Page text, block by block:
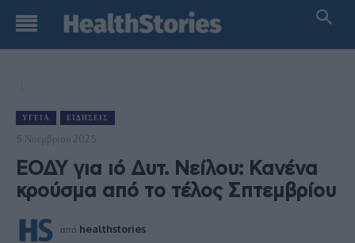
ΥΓΕΊΑ ΕΙΔΉΣΕΙΣ
5 Νοεμβρίου 2025
ΕΟΔΥ για ιό Δυτ. Νείλου: Κανένα
κρούσμα από το τέλος Σπτεμβρίου
από healthstories